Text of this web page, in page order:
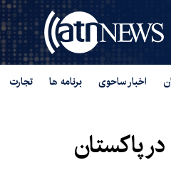
اخبار ساحوی برنامه ها تجارت
پاکستان